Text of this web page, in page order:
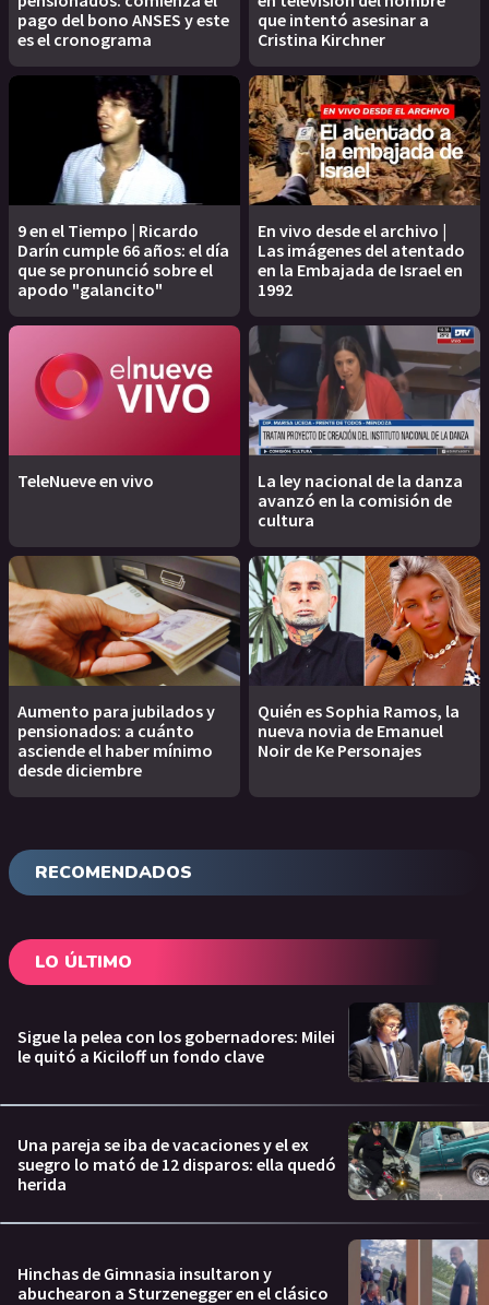
pago del bono ANSES y este
es el cronograma
que intentó asesinar a
Cristina Kirchner
9 en el Tiempo | Ricardo
Darín cumple 66 años: el día
que se pronunció sobre el
apodo "galancito"
En vivo desde el archivo |
Las imágenes del atentado
en la Embajada de Israel en
1992
TeleNueve en vivo
La ley nacional de la danza
avanzó en la comisión de
cultura
Aumento para jubilados y
pensionados: a cuánto
asciende el haber mínimo
desde diciembre
Quién es Sophia Ramos, la
nueva novia de Emanuel
Noir de Ke Personajes
RECOMENDADOS
LO ÚLTIMO
Sigue la pelea con los gobernadores: Milei
le quitó a Kiciloff un fondo clave
Una pareja se iba de vacaciones y el ex
suegro lo mató de 12 disparos: ella quedó
herida
Hinchas de Gimnasia insultaron y
abuchearon a Sturzenegger en el clásico